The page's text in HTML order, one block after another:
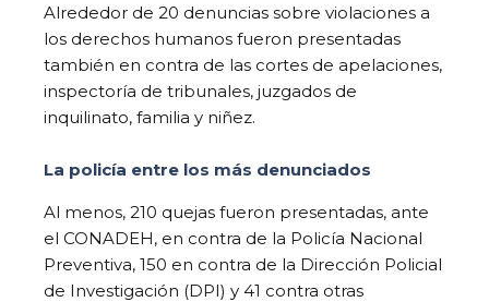
Alrededor de 20 denuncias sobre violaciones a
los derechos humanos fueron presentadas
también en contra de las cortes de apelaciones,
inspectoría de tribunales, juzgados de
inquilinato, familia y niñez.
La policía entre los más denunciados
Al menos, 210 quejas fueron presentadas, ante
el CONADEH, en contra de la Policía Nacional
Preventiva, 150 en contra de la Dirección Policial
de Investigación (DPI) y 41 contra otras